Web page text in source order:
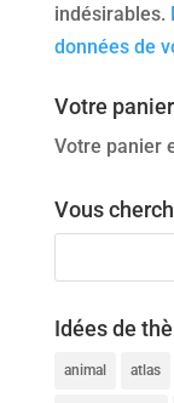
indésirables.
données de
Votre panier
Votre panier
Vous
Idées de
animal atlas